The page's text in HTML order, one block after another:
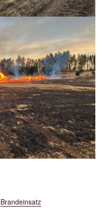
Brandeinsatz